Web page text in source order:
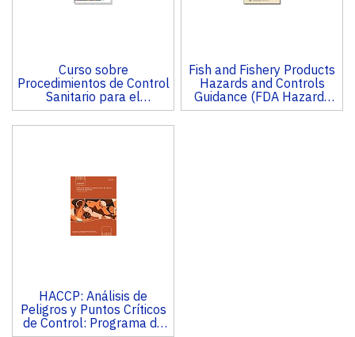
Curso sobre
Procedimientos de Control
Sanitario para el
Procesamiento de
Pescados y Mariscos
Fish and Fishery Products
Hazards and Controls
Guidance (FDA Hazards
Guide) (4th Edition)
HACCP: Análisis de
Peligros y Puntos Críticos
de Control: Programa de